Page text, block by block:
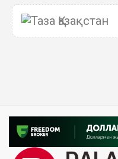
Общественные
рассказали о
Курултай
Xiaomi SkyNomad
04 Авг. 2026 18:35